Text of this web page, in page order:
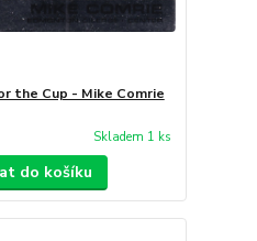
the Cup - Mike Comrie
Skladem 1 ks
do košíku